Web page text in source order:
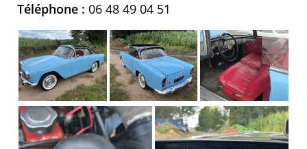
Téléphone : 06 48 49 04 51